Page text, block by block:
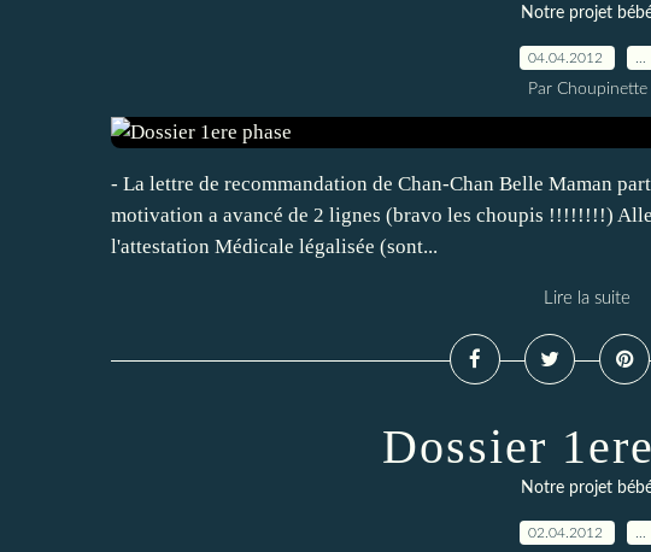
Notre projet
04.04.2012
Par Choupinette
- La lettre de recommandation de Chan-Chan Belle Maman
motivation a avancé de 2 lignes (bravo les choupis !!!!!!!!)
l'attestation Médicale légalisée (sont...
Lire la suite
Dossier
Notre projet
02.04.2012